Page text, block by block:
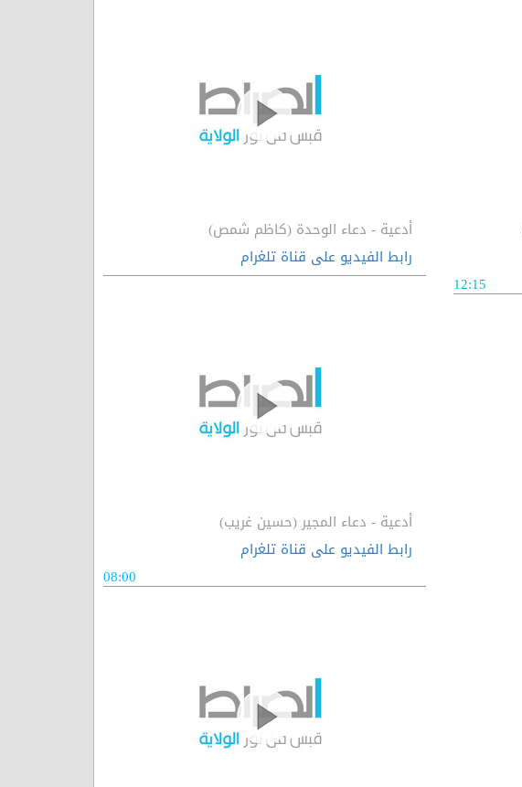
12:15
أدعية - دعاء الوحدة (كاظم شمص)
رابط الفيديو على قناة تلغرام
أدعية - دعاء المجير (حسين غريب)
رابط الفيديو على قناة تلغرام
08:00